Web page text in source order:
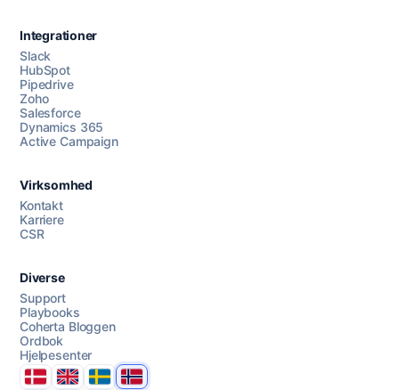
Chat med oss
Integrationer
Slack
HubSpot
Pipedrive
Zoho
Salesforce
Dynamics 365
Active Campaign
Virksomhed
Kontakt
Karriere
CSR
Diverse
Support
Playbooks
Coherta Bloggen
Ordbok
Hjelpesenter
DanmarkUnited Kingdom
SverigeNorge